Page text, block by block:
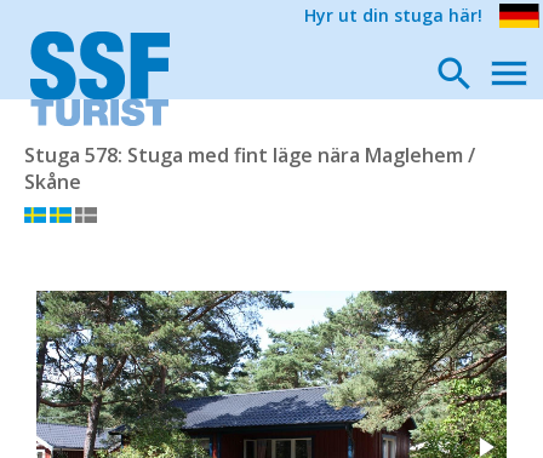
Hyr ut din stuga här!
Stuga 578: Stuga med fint läge nära Maglehem /
Skåne